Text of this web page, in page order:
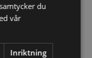
du
vår
Inriktning